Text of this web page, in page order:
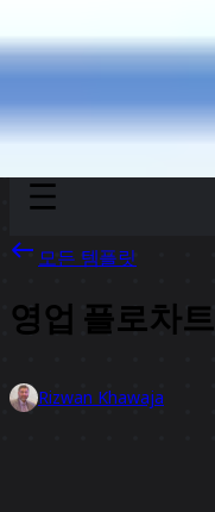
팀규모Collections
모든 템플릿
영업 플로차트
Rizwan Khawaja